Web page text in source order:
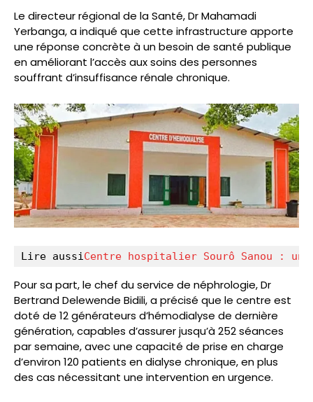
Le directeur régional de la Santé, Dr Mahamadi
Yerbanga, a indiqué que cette infrastructure apporte
une réponse concrète à un besoin de santé publique
en améliorant l’accès aux soins des personnes
souffrant d’insuffisance rénale chronique.
Lire aussiCentre hospitalier Sourô Sanou :
Pour sa part, le chef du service de néphrologie, Dr
Bertrand Delewende Bidili, a précisé que le centre est
doté de 12 générateurs d’hémodialyse de dernière
génération, capables d’assurer jusqu’à 252 séances
par semaine, avec une capacité de prise en charge
d’environ 120 patients en dialyse chronique, en plus
des cas nécessitant une intervention en urgence.